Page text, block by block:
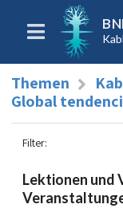
Themen
Global
Filter:
Lektionen und